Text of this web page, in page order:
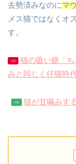
去勢済みなのにマ
メス猫ではなくオ
す。
⇒
猫の吸い癖「
みと同じく仔猫時
⇒
猫が甘噛みす